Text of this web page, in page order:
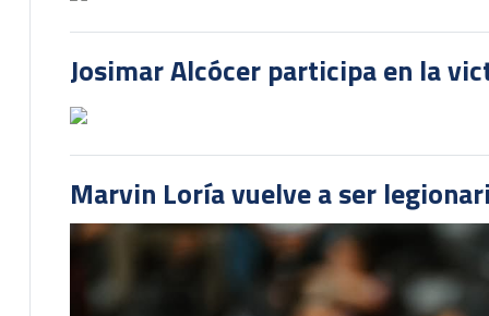
Josimar Alcócer participa en la
Marvin Loría vuelve a ser